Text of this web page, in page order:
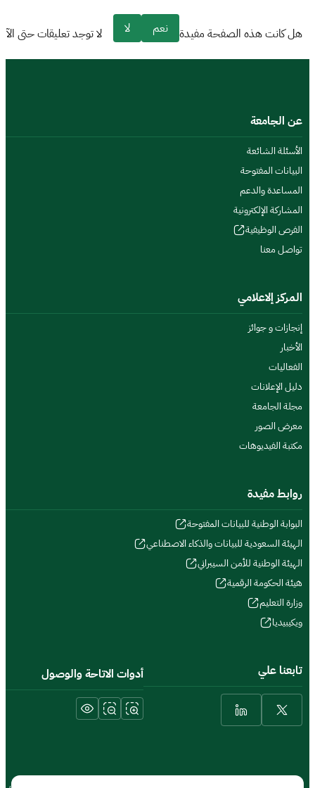
هل كانت هذه الصفحة مفيدة نعم لا لا توجد تعليقات حتى
عن الجامعة
الأسئلة الشائعة
البيانات المفتوحة
المساعدة والدعم
المشاركة الإلكترونية
الفرص الوظيفية
تواصل معنا
المركز إلاعلامي
إنجازات و جوائز
الأخبار
الفعاليات
دليل الإعلانات
مجلة الجامعة
معرض الصور
مكتبة الفيديوهات
روابط مفيدة
البوابة الوطنية للبيانات المفتوحة
الهيئة السعودية للبيانات والذكاء الاصطناعي
الهيئة الوطنية للأمن السيبراني
هيئة الحكومة الرقمية
وزارة التعليم
ويكيبيديا
تابعنا علي أدوات الاتاحة والوصول
الموقع الجغرافي